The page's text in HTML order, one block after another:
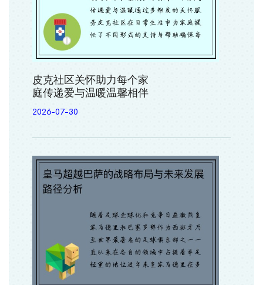
皮克社区关怀助力每个家
庭传递爱与温暖温馨相伴
2026-07-30